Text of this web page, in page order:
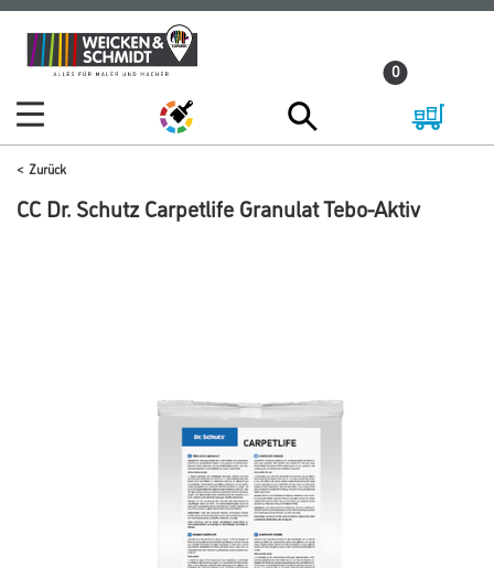
Zum
Inhalt
Zum
Navigationsmenü
0
Zurück
CC Dr. Schutz Carpetlife Granulat Tebo-Aktiv